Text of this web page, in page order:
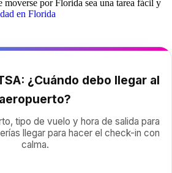
moverse por Florida sea una tarea fácil y
en Florida